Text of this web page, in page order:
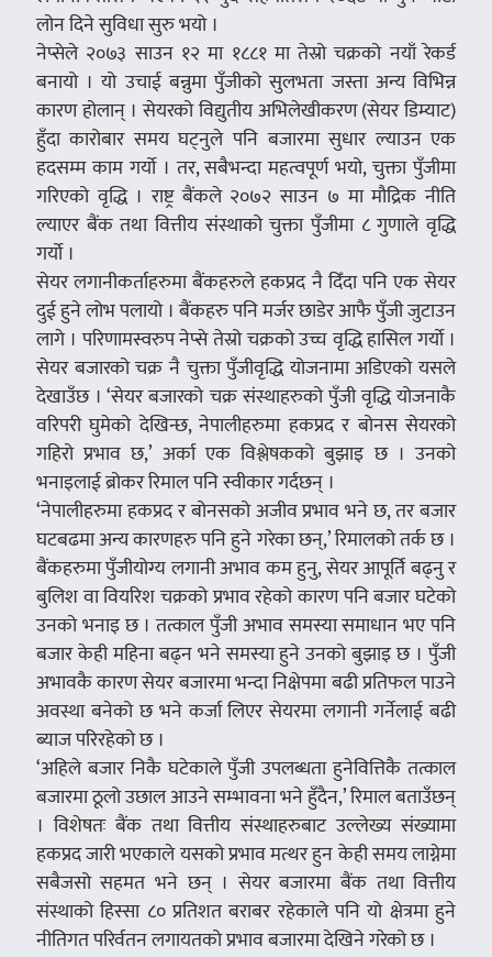
लोन दिने सुविधा सुरु भयो ।
नेप्सेले २०७३ साउन १२ मा १८८१ मा तेस्रो चक्रको नयाँ रेकर्ड
बनायो । यो उचाई बन्नुमा पुँजीको सुलभता जस्ता अन्य विभिन्न
कारण होलान् । सेयरको विद्युतीय अभिलेखीकरण (सेयर डिम्याट)
हुँदा कारोबार समय घट्नुले पनि बजारमा सुधार ल्याउन एक
हदसम्म काम गर्यो । तर, सबैभन्दा महत्वपूर्ण भयो, चुक्ता पुँजीमा
गरिएको वृद्धि । राष्ट्र बैंकले २०७२ साउन ७ मा मौद्रिक नीति
ल्याएर बैंक तथा वित्तीय संस्थाको चुक्ता पुँजीमा ८ गुणाले वृद्धि
गर्यो ।
सेयर लगानीकर्ताहरुमा बैंकहरुले हकप्रद नै दिँदा पनि एक सेयर
दुई हुने लोभ पलायो । बैंकहरु पनि मर्जर छाडेर आफै पुँजी जुटाउन
लागे । परिणामस्वरुप नेप्से तेस्रो चक्रको उच्च वृद्धि हासिल गर्यो ।
सेयर बजारको चक्र नै चुक्ता पुँजीवृद्धि योजनामा अडिएको यसले
देखाउँछ । ‘सेयर बजारको चक्र संस्थाहरुको पुँजी वृद्धि योजनाकै
वरिपरी घुमेको देखिन्छ, नेपालीहरुमा हकप्रद र बोनस सेयरको
गहिरो प्रभाव छ,’ अर्का एक विश्लेषकको बुझाइ छ । उनको
भनाइलाई ब्रोकर रिमाल पनि स्वीकार गर्दछन् ।
‘नेपालीहरुमा हकप्रद र बोनसको अजीव प्रभाव भने छ, तर बजार
घटबढमा अन्य कारणहरु पनि हुने गरेका छन्,’ रिमालको तर्क छ ।
बैंकहरुमा पुँजीयोग्य लगानी अभाव कम हुनु, सेयर आपूर्ति बढ्नु र
बुलिश वा वियरिश चक्रको प्रभाव रहेको कारण पनि बजार घटेको
उनको भनाइ छ । तत्काल पुँजी अभाव समस्या समाधान भए पनि
बजार केही महिना बढ्न भने समस्या हुने उनको बुझाइ छ । पुँजी
अभावकै कारण सेयर बजारमा भन्दा निक्षेपमा बढी प्रतिफल पाउने
अवस्था बनेको छ भने कर्जा लिएर सेयरमा लगानी गर्नेलाई बढी
ब्याज परिरहेको छ ।
‘अहिले बजार निकै घटेकाले पुँजी उपलब्धता हुनेवित्तिकै तत्काल
बजारमा ठूलो उछाल आउने सम्भावना भने हुँदैन,’ रिमाल बताउँछन्
। विशेषतः बैंक तथा वित्तीय संस्थाहरुबाट उल्लेख्य संख्यामा
हकप्रद जारी भएकाले यसको प्रभाव मत्थर हुन केही समय लाग्नेमा
सबैजसो सहमत भने छन् । सेयर बजारमा बैंक तथा वित्तीय
संस्थाको हिस्सा ८० प्रतिशत बराबर रहेकाले पनि यो क्षेत्रमा हुने
नीतिगत परिर्वतन लगायतको प्रभाव बजारमा देखिने गरेको छ ।